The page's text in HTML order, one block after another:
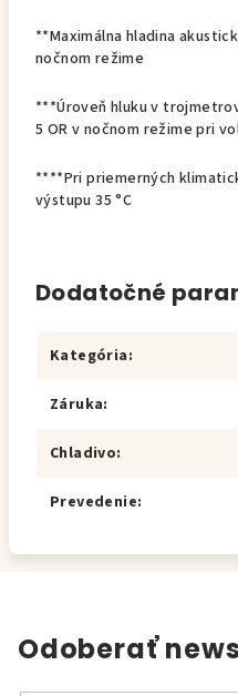
**Maximálna hladina
nočnom režime
***Úroveň hluku v
5 OR v nočnom režime pri
****Pri priemerných
výstupu 35 °C
Dodatočné
Kategória:
Záruka:
Chladivo:
Prevedenie:
Odoberať